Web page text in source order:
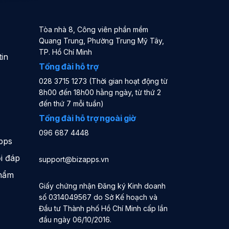
đáp
Tòa nhà 8, Công viên phần mềm
Quang Trung, Phường Trung Mỹ Tây,
TP. Hồ Chí Minh
Tổng đài hỗ trợ
028 3715 1273 (Thời gian hoạt động từ
8h00 đến 18h00 hằng ngày, từ thứ 2
đến thứ 7 mỗi tuần)
Tổng đài hỗ trợ ngoài giờ
096 687 4448
support@bizapps.vn
Giấy chứng nhận Đăng ký Kinh doanh
số 0314049567 do Sở Kế hoạch và
Đầu tư Thành phố Hồ Chí Minh cấp lần
đầu ngày 06/10/2016.